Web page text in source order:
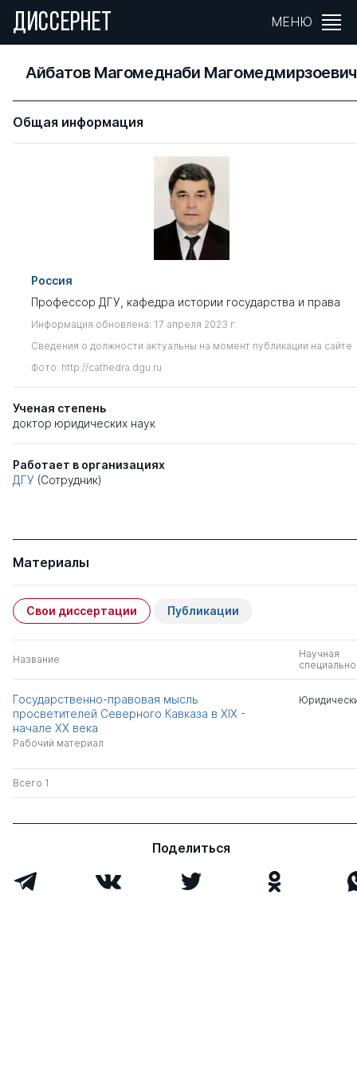
ДИССЕРНЕТ МЕНЮ
Айбатов Магомеднаби Магомедмирзоевич
Общая информация
Россия
Профессор ДГУ, кафедра истории государства и права
Информация обновлена: 17 апреля 2023 г.
Сведения о должности актуальны на момент публикации на сайте
Фото: http://cathedra.dgu.ru
Ученая степень
доктор юридических наук
Работает в организациях
ДГУ (Сотрудник)
Материалы
Свои диссертации Публикации
Название
Научная
Государственно-правовая мысль
просветителей Северного Кавказа в XIX -
начале XX века
Рабочий материал
Всего 1
Поделиться